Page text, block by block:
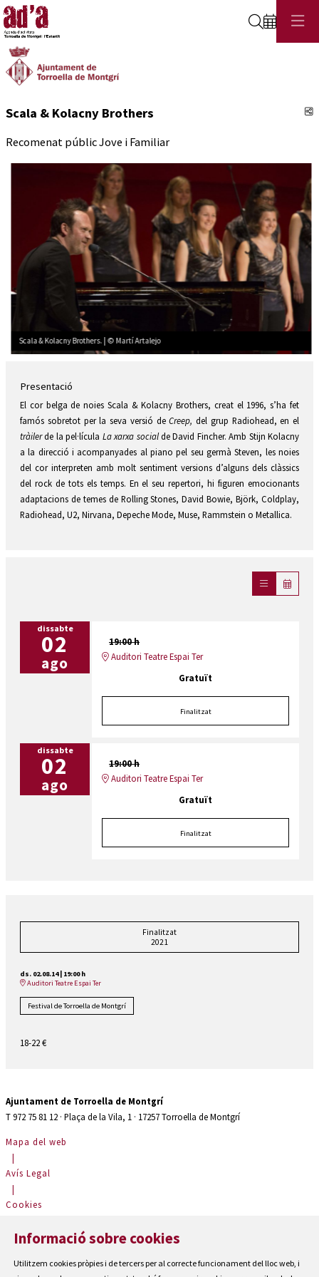
Cerca
Scala & Kolacny Brothers
Recomenat públic Jove i Familiar
Scala & Kolacny Brothers. | © Martí Artalejo
Presentació
El cor belga de noies Scala & Kolacny Brothers, creat el 1996, s’ha fet
famós sobretot per la seva versió deCreep, del grup Radiohead, en el
tràilerde la pel·lícula La xarxa socialde David Fincher. Amb Stijn Kolacny
a la direcció i acompanyades al piano pel seu germà Steven, les noies
del cor interpreten amb molt sentiment versions d’alguns dels clàssics
del rock de tots els temps. En el seu repertori, hi figuren emocionants
adaptacions de temes de Rolling Stones, David Bowie, Björk, Coldplay,
Radiohead, U2, Nirvana, Depeche Mode, Muse, Rammstein o Metallica.
dissabte
02
ago
19:00 h
Auditori Teatre Espai Ter
Gratuït
Finalitzat
dissabte
02
ago
19:00 h
Auditori Teatre Espai Ter
Gratuït
Finalitzat
Finalitzat
2021
ds. 02.08.14| 19:00 h
Auditori Teatre Espai Ter
Festival de Torroella de Montgrí
18-22 €
Ajuntament de Torroella de Montgrí
T 972 75 81 12 · Plaça de la Vila, 1 · 17257 Torroella de Montgrí
Mapa del web
|
Avís Legal
|
Cookies
Contactar
Accessibilitat
Informació sobre cookies
Utilitzem cookies pròpies i de tercers per al correcte funcionament del lloc web, i